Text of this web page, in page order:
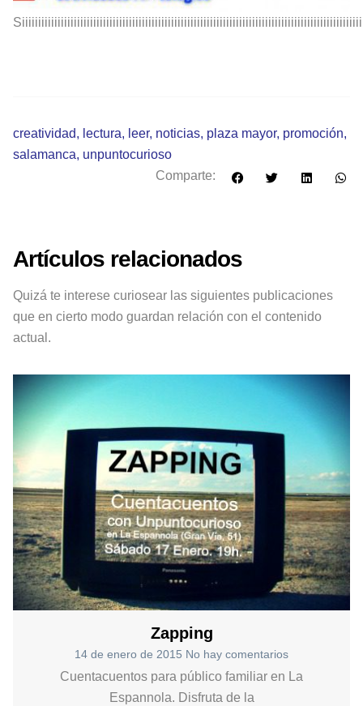
creatividad, lectura, leer, noticias, plaza mayor, promoción,
salamanca, unpuntocurioso
Comparte:
Zapping
14 de enero de 2015 No hay comentarios
Cuentacuentos para público familiar en La
Espannola. Disfruta de la
Artículos relacionados
Quizá te interese curiosear las siguientes publicaciones
que en cierto modo guardan relación con el contenido
actual.